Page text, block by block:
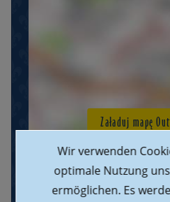
Załaduj mapę
Wir verwenden
optimale Nutzung
ermöglichen. Es